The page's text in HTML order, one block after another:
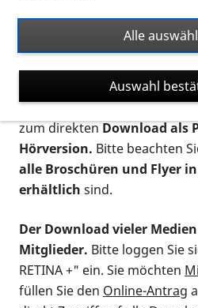
Ort. Nutzen Sie den
nach Flyern und Broschüren,
suchen. Die meisten Flyer
verschiedenen Formaten
postalischen Bestellung
zum direktenDownload als
Hörversion. Bitte beachten
alle Broschüren und Flyer
erhältlich sind.
Der Download vieler
Mitglieder. Bitte loggen Sie
RETINA +" ein. Sie möchten
füllen Sie den Online-Antrag
Alle
Auswahl